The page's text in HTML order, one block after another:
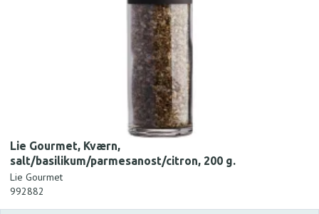
Lie Gourmet, Kværn,
salt/basilikum/parmesanost/citron, 200 g.
Lie Gourmet
992882